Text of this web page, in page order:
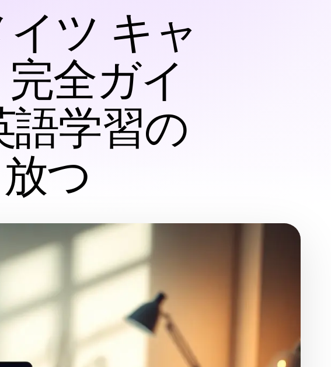
ツ キャ
全ガイ
語学習の
つ